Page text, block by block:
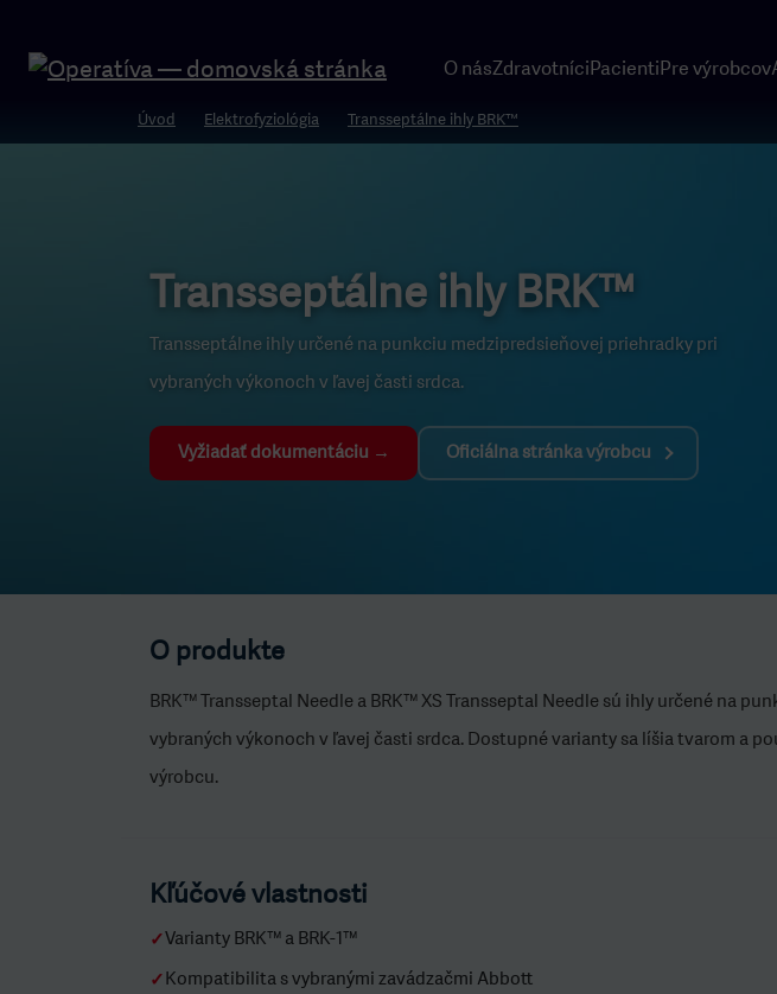
O násZdravotníciPacientiPre výrobcov
Úvod Elektrofyziológia Transseptálne ihly BRK™
Transseptálne ihly BRK™
Transseptálne ihly určené na punkciu medzipredsieňovej priehradky pri
vybraných výkonoch v ľavej časti srdca.
Vyžiadať dokumentáciu → Oficiálna stránka výrobcu
O produkte
BRK™ Transseptal Needle a BRK™ XS Transseptal Needle sú ihly určené na
vybraných výkonoch v ľavej časti srdca. Dostupné varianty sa líšia tvarom a
výrobcu.
Kľúčové vlastnosti
✓Varianty BRK™ a BRK-1™
✓Kompatibilita s vybranými zavádzačmi Abbott